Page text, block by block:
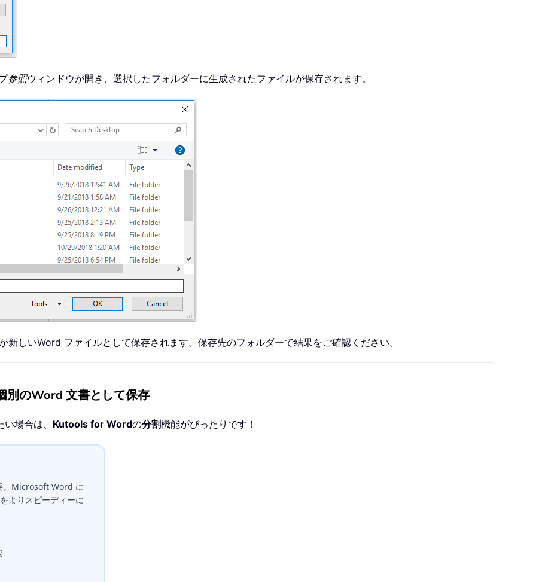
参照ウィンドウが開き、選択したフォルダーに生成されたファイルが保存されます。
新しいWord ファイルとして保存されます。保存先のフォルダーで結果をご確認ください。
のWord 文書として保存
場合は、 Kutools for Wordの分割機能がぴったりです！
。Microsoft Word に
よりスピーディーに